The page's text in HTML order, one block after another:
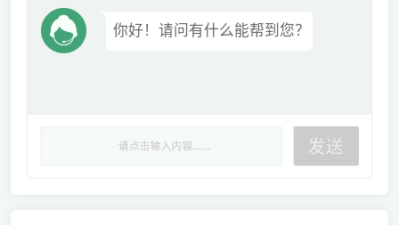
你好！请问有什么能帮到您？